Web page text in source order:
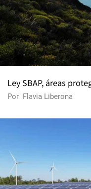
Ley SBAP, áreas
Por Flavia Liberona